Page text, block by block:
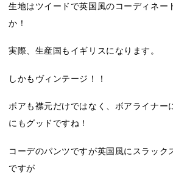
生地はツイードで英国風のコーディネー
か！
実際、生産国もイギリスになります。
しかもヴィンテージ！！
ボアも襟元だけではなく、ボアライナー
にもグッドですね！
コーデのパンツですが英国風にスラック
ですが